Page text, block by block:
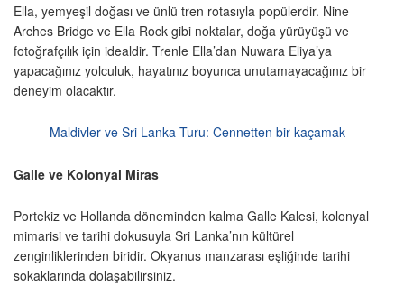
Ella, yemyeşil doğası ve ünlü tren rotasıyla popülerdir. Nine
Arches Bridge ve Ella Rock gibi noktalar, doğa yürüyüşü ve
fotoğrafçılık için idealdir. Trenle Ella’dan Nuwara Eliya’ya
yapacağınız yolculuk, hayatınız boyunca unutamayacağınız bir
deneyim olacaktır.
Maldivler ve Sri Lanka Turu: Cennetten bir kaçamak
Galle ve Kolonyal Miras
Portekiz ve Hollanda döneminden kalma Galle Kalesi, kolonyal
mimarisi ve tarihi dokusuyla Sri Lanka’nın kültürel
zenginliklerinden biridir. Okyanus manzarası eşliğinde tarihi
sokaklarında dolaşabilirsiniz.